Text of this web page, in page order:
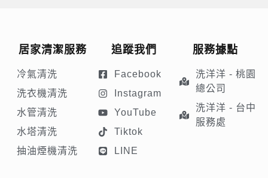
居家清潔服務
冷氣清洗
洗衣機清洗
水管清洗
水塔清洗
抽油煙機清洗
追蹤我們
Facebook
Instagram
YouTube
Tiktok
LINE
服務據點
洗洋洋 - 桃園
總公司
洗洋洋 - 台中
服務處